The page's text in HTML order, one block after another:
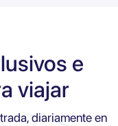
e
viajar
diariamente en